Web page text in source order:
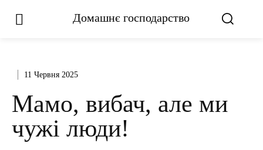
Домашнє господарство
11 Червня 2025
Мамо, вибач, але ми
чужі люди!